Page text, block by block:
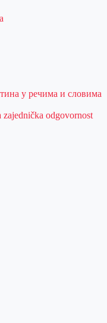
у речима и словима
zajednička odgovornost